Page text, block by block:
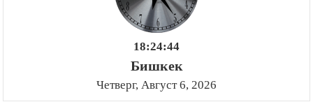
18:24:45
Бишкек
Четверг, Август 6, 2026